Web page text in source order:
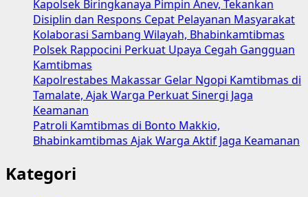
Kapolsek Biringkanaya Pimpin Anev, Tekankan
Disiplin dan Respons Cepat Pelayanan Masyarakat
Kolaborasi Sambang Wilayah, Bhabinkamtibmas
Polsek Rappocini Perkuat Upaya Cegah Gangguan
Kamtibmas
Kapolrestabes Makassar Gelar Ngopi Kamtibmas di
Tamalate, Ajak Warga Perkuat Sinergi Jaga
Keamanan
Patroli Kamtibmas di Bonto Makkio,
Bhabinkamtibmas Ajak Warga Aktif Jaga Keamanan
Kategori